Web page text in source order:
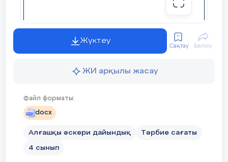
Жүктеу
Сақтау Бөлісу
ЖИ арқылы жасау
Файл форматы:
docx
Алғашқы әскери дайындық Тәрбие сағаты
4 сынып